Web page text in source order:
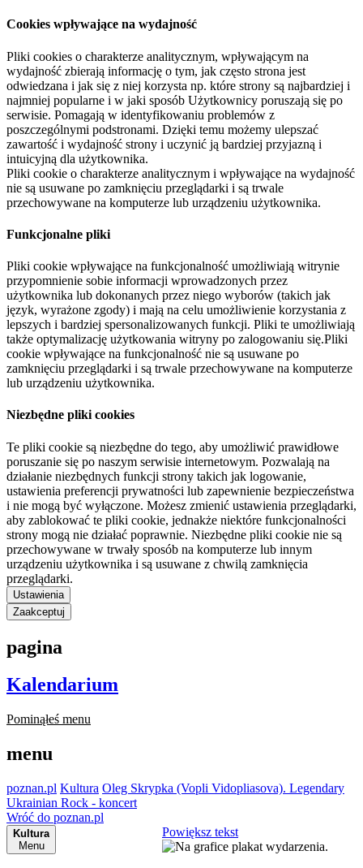
Cookies wpływające na wydajność
Pliki cookies o charakterze analitycznym, wpływającym na
wydajność zbierają informację o tym, jak często strona jest
odwiedzana i jak się z niej korzysta np. które strony są najbardziej i
najmniej popularne i w jaki sposób Użytkownicy poruszają się po
serwisie. Pomagają w identyfikowaniu problemów z
poszczególnymi podstronami. Dzięki temu możemy ulepszać
zawartość i wydajność strony i uczynić ją bardziej przyjazną i
intuicyjną dla użytkownika.
Pliki cookie o charakterze analitycznym i wpływające na wydajność
nie są usuwane po zamknięciu przeglądarki i są trwale
przechowywane na komputerze lub urządzeniu użytkownika.
Funkcjonalne pliki
Pliki cookie wpływające na funkcjonalność umożliwiają witrynie
przypomnienie sobie informacji wprowadzonych przez
użytkownika lub dokonanych przez niego wyborów (takich jak
język, wyrażone zgody) i mają na celu umożliwienie korzystania z
lepszych i bardziej spersonalizowanych funkcji. Pliki te umożliwiają
także optymalizację użytkowania witryny po zalogowaniu się.Pliki
cookie wpływające na funkcjonalność nie są usuwane po
zamknięciu przeglądarki i są trwale przechowywane na komputerze
lub urządzeniu użytkownika.
Niezbędne pliki cookies
Te pliki cookie są niezbędne do tego, aby umożliwić prawidłowe
poruszanie się po naszym serwisie internetowym. Pozwalają na
działanie niezbędnych funkcji strony takich jak logowanie,
ustawienia preferencji prywatności lub zapewnienie bezpieczeństwa
i nie mogą być wyłączone. Możesz zmienić ustawienia przeglądarki,
aby zablokować te pliki cookie, jednakże niektóre funkcjonalności
strony mogą nie działać poprawnie. Niezbędne pliki cookie nie są
przechowywane w trwały sposób na komputerze lub innym
urządzeniu użytkownika i są usuwane z chwilą zamknięcia
przeglądarki.
Ustawienia
Zaakceptuj
pagina
Kalendarium
Pominąłeś menu
menu
poznan.pl Kultura Oleg Skrypka (Vopli Vidopliasova). Legendary
Ukrainian Rock - koncert
Wróć do poznan.pl
Kultura
Menu
Powiększ tekst